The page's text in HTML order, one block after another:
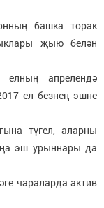
башка торак
җыю белән
апрелендә
ел безнең эшне
түгел, аларны
эш урыннары да
чараларда актив